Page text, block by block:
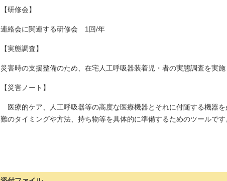
【研修会】
連絡会に関連する研修会 1回/年
【実態調査】
災害時の支援整備のため、在宅人工呼吸器装着児・者の実態調査を実
【災害ノート】
医療的ケア、人工呼吸器等の高度な医療機器とそれに付随する機器
難のタイミングや方法、持ち物等を具体的に準備するためのツールです